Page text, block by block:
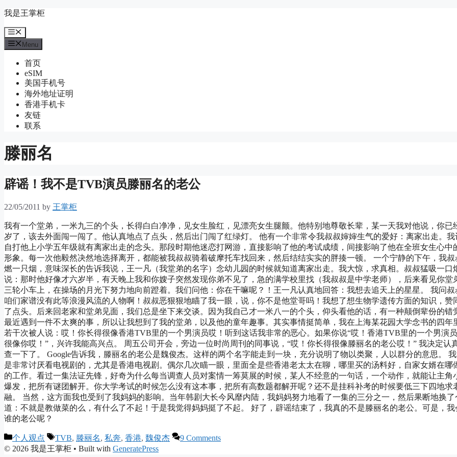
Skip
content
我是王掌柜
Menu
Menu
首页
eSIM
美国手机号
海外地址证明
香港手机卡
友链
联系
滕丽名
辟谣！我不是TVB演员滕丽名的老公
22/05/2011 by 王掌柜
我有一个堂弟，一米九三的个头，长得白白净净，见女生脸红，见漂亮女生腿颤。他特别地尊敬长辈，某一天我对他说，你已
岁了，该去外面闯一闯了。他认真地点了点头，然后出门闯了红绿灯。 他有一个非常令我叔叔婶婶生气的爱好：离家出走。我
自打他上小学五年级就有离家出走的念头。那段时期他迷恋打网游，直接影响了他的考试成绩，间接影响了他在全班女生心中
形象。每一次他毅然决然地选择离开，都能被我叔叔骑着破摩托车找回来，然后结结实实的胖揍一顿。 一个宁静的下午，我叔
燃一只烟，意味深长的告诉我说，王一凡（我堂弟的名字）念幼儿园的时候就知道离家出走。我大惊，求真相。叔叔猛吸一口
说：那时他好像才六岁半，有天晚上我和你嫂子突然发现你弟不见了，急的满学校里找（我叔叔是中学老师），后来看见你堂
三轮小车上，在操场的月光下努力地向前蹬着。我们问他：你在干嘛呢？！王一凡认真地回答：我想去追天上的星星。 我问叔
咱们家谱没有此等浪漫风流的人物啊！叔叔恶狠狠地瞄了我一眼，说，你不是他堂哥吗！我想了想生物学遗传方面的知识，赞
了点头。后来回老家和堂弟见面，我们总是坐下来交谈。因为我自己才一米八一的个头，仰头看他的话，有一种颠倒辈份的错
最近遇到一件不太爽的事，所以让我想到了我的堂弟，以及他的童年趣事。其实事情挺简单，我在上海某花园大学念书的四年
若干次被人说：哎！你长得很像香港TVB里的一个男演员哎！听到这话我非常的恶心。如果你说“哎！香港TVB里的一个男演
很像你哎！”，兴许我能高兴点。 周五公司开会，旁边一位时尚周刊的同事说，“哎！你长得很像滕丽名的老公哎！” 我决定认
查一下了。 Google告诉我，滕丽名的老公是魏俊杰。这样的两个名字能走到一块，充分说明了物以类聚，人以群分的意思。
是非常讨厌看电视剧的，尤其是香港电视剧。偶尔几次瞄一眼，里面全是些香港老太太在聊，哪里买的汤料好，自家女婿在哪
的工作。看过一集法证先锋，好奇为什么每当调查人员对案情一筹莫展的时候，某人不经意的一句话，一个动作，就能让主角
爆发，把所有谜团解开。你大学考试的时候怎么没有这本事，把所有高数题都解开呢？还不是挂科补考的时候要低三下四地求
融。 当然，这方面我也受到了我妈妈的影响。当年韩剧大长今风靡内陆，我妈妈努力地看了一集的三分之一，然后果断地换了
道：不就是教做菜的么，有什么了不起！于是我觉得妈妈挺了不起。 好了，辟谣结束了，我真的不是滕丽名的老公。可是，我
谁的老公呢？
Categories
个人观点 Tags
TVB, 滕丽名, 私奔, 香港, 魏俊杰
9 Comments
© 2026 我是王掌柜 • Built with GeneratePress